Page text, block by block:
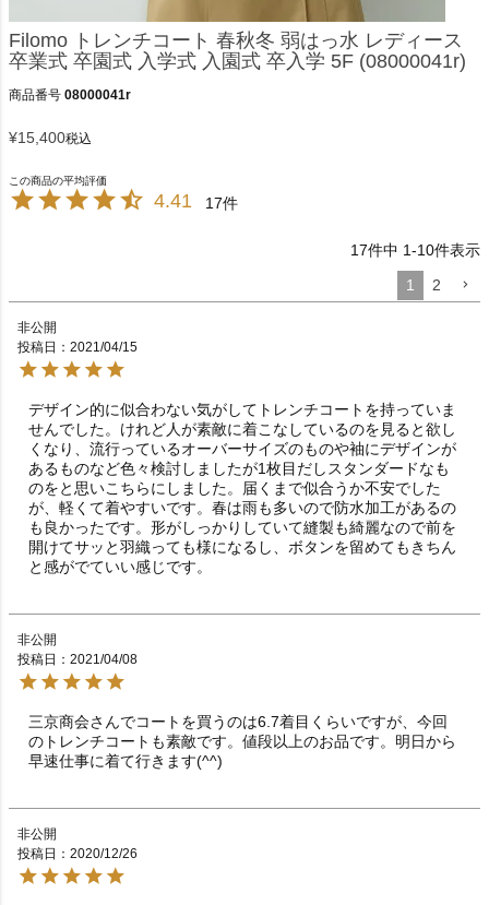
Filomo トレンチコート 春秋冬 弱はっ水 レディース
卒業式 卒園式 入学式 入園式 卒入学 5F (08000041r)
商品番号 08000041r
¥15,400税込
4.41 17
17件中 1-10件表示
1
2
非公開
投稿日
2021/04/15
デザイン的に似合わない気がしてトレンチコートを持っていま
せんでした。けれど人が素敵に着こなしているのを見ると欲し
くなり、流行っているオーバーサイズのものや袖にデザインが
あるものなど色々検討しましたが1枚目だしスタンダードなも
のをと思いこちらにしました。届くまで似合うか不安でした
が、軽くて着やすいです。春は雨も多いので防水加工があるの
も良かったです。形がしっかりしていて縫製も綺麗なので前を
開けてサッと羽織っても様になるし、ボタンを留めてもきちん
と感がでていい感じです。
非公開
投稿日
2021/04/08
三京商会さんでコートを買うのは6.7着目くらいですが、今回
のトレンチコートも素敵です。値段以上のお品です。明日から
早速仕事に着て行きます(^^)
非公開
投稿日
2020/12/26